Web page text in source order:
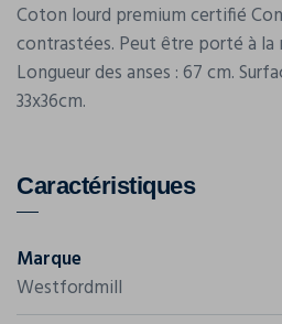
Coton lourd premium certifié
contrastées. Peut être porté à la
Longueur des anses : 67 cm.
33x36cm.
Caractéristiques
Marque
Westfordmill